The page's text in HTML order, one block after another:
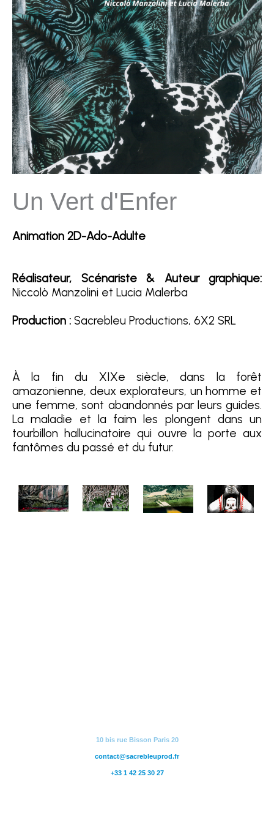
Un Vert d'Enfer
Animation 2D-Ado-Adulte
Réalisateur, Scénariste & Auteur graphique:
Niccolò Manzolini et Lucia Malerba
Production : Sacrebleu Productions, 6X2 SRL
À la fin du XIXe siècle, dans la forêt
amazonienne, deux explorateurs, un homme et
une femme, sont abandonnés par leurs guides.
La maladie et la faim les plongent dans un
tourbillon hallucinatoire qui ouvre la porte aux
fantômes du passé et du futur.
10 bis rue Bisson Paris 20
contact@sacrebleuprod.fr
+33 1 42 25 30 27